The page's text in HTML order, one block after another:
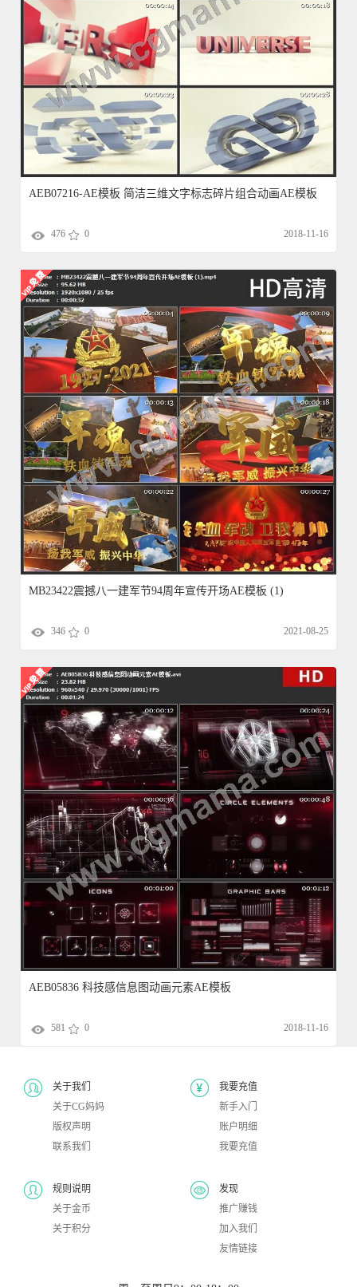
AEB07216-AE模板 简洁三维文字标志碎片组合动画AE模板
476 0 2018-11-16
MB23422震撼八一建军节94周年宣传开场AE模板 (1)
346 0 2021-08-25
AEB05836 科技感信息图动画元素AE模板
581 0 2018-11-16
关于我们
关于CG妈妈
版权声明
联系我们
我要充值
新手入门
账户明细
我要充值
规则说明
关于金币
关于积分
发现
推广赚钱
加入我们
友情链接